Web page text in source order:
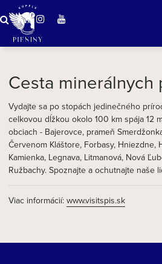
Zázračná voda
Cesta minerálnych
Vydajte sa po stopách jedinečného
celkovou dĺžkou okolo 100 km spája 12
obciach - Bajerovce, prameň
Červenom Kláštore, Forbasy, Hniezdne,
Kamienka, Legnava, Litmanová, Nová
Ružbachy. Spoznajte a ochutnajte naše
Viac informácií: www.visitspis.sk